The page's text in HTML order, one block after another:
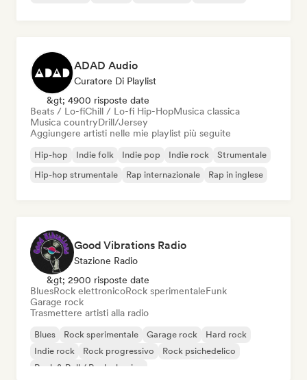
ADAD Audio
Curatore Di Playlist
&gt; 4900 risposte date
Beats / Lo-fiChill / Lo-fi Hip-HopMusica classica
Musica countryDrill/Jersey
Aggiungere artisti nelle mie playlist più seguite
Hip-hop Indie folk Indie pop Indie rock
Strumentale
Hip-hop strumentale
Rap internazionale Rap in inglese
Good Vibrations Radio
Stazione Radio
&gt; 2900 risposte date
BluesRock elettronicoRock sperimentaleFunk
Garage rock
Trasmettere artisti alla radio
Blues Rock sperimentale Garage rock
Hard rock
Indie rock
Rock progressivo
Rock psichedelico
Rock & Roll / Rock classico